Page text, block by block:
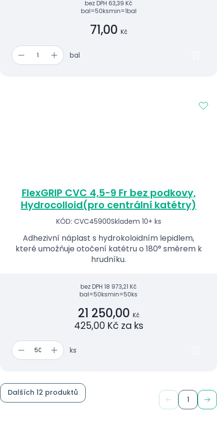
bez DPH 63,39 Kč
bal=50ksmin=1bal
71,00 Kč
bal
FlexGRIP CVC 4,5-9 Fr bez podkovy,
Hydrocolloid(pro centrální katétry)
KÓD: CVC45900Skladem 10+ ks
Adhezivní náplast s hydrokoloidním lepidlem,
které umožňuje otočení katétru o 180° směrem k
hrudníku.
bez DPH 18 973,21 Kč
bal=50ksmin=50ks
21 250,00 Kč
425,00 Kč za ks
ks
Dalších 12 produktů
1